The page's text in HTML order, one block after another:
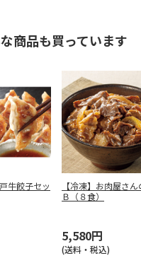
商品も買っています
牛餃子セッ
【冷凍】お肉屋さ
Ｂ（８食）
5,580円
(送料・税込)